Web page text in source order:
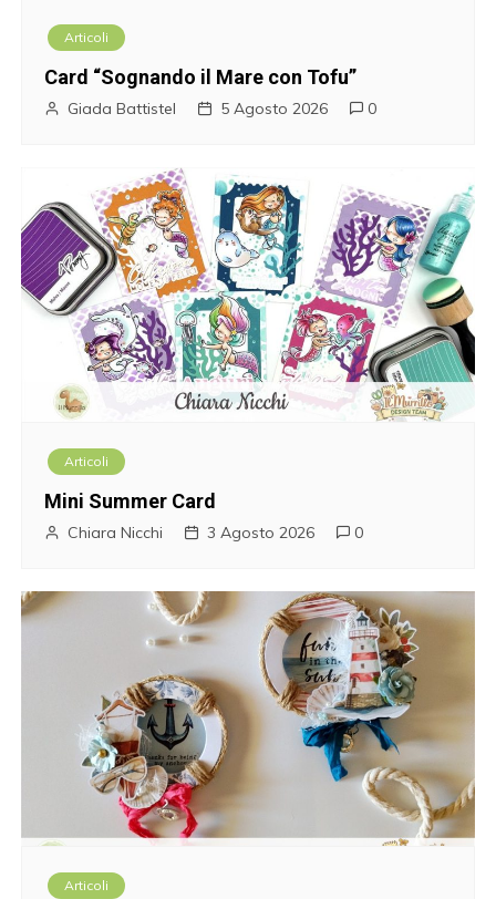
a
r
t
Articoli
Card “Sognando il Mare con Tofu”
Giada Battistel 5 Agosto 2026 0
Articoli
Mini Summer Card
Chiara Nicchi 3 Agosto 2026 0
Articoli